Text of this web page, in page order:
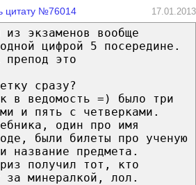
цитату №76014 17.01.2013
экзаменов вообще
цифрой 5 посередине.
это
сразу?
в ведомость =) было три
и пять с четверками.
один про имя
были билеты про ученую
название предмета.
получил тот, кто
за минералкой, лол.